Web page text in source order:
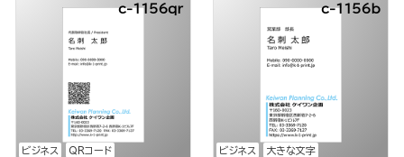
ビジネス QRコード
c-1156qr
ビジネス 大きな文字
c-1156b